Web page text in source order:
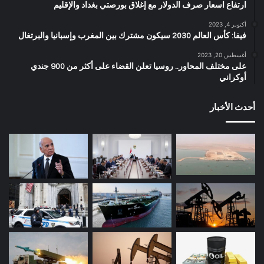
ارتفاع اسعار صرف الدولار مع إغلاق بورصتي بغداد والإقليم
أكتوبر 4, 2023
فيفا: كأس العالم 2030 سيكون مشترك بين المغرب وإسبانيا والبرتغال
أغسطس 20, 2023
على مختلف المحاور.. روسيا تعلن القضاء على أكثر من 900 جندي
أوكراني
أحدث الأخبار